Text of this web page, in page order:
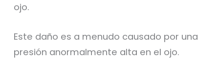
ojo.
Este daño es a menudo causado por una
presión anormalmente alta en el ojo.